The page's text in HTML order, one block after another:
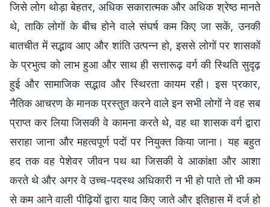
जिसे लोग थोड़ा बेहतर, अधिक सकारात्मक और अधिक श्रेष्ठ मानते
थे, ताकि लोगों के बीच होने वाले संघर्ष कम किए जा सकें, उनकी
बातचीत में सद्भाव आए और शांति उत्पन्न हो, इससे लोगों पर शासकों
के प्रभुत्व को लाभ हुआ और साथ ही सत्तारूढ़ वर्ग की स्थिति सुदृढ़
हुई और सामाजिक सद्भाव और स्थिरता कायम रही। इस प्रकार,
नैतिक आचरण के मानक प्रस्तुत करने वाले इन सभी लोगों ने वह सब
प्राप्त कर लिया जिसकी वे कामना करते थे, वह था शासक वर्ग द्वारा
सराहा जाना और महत्वपूर्ण पदों पर नियुक्त किया जाना। यह बहुत
हद तक वह पेशेवर जीवन पथ था जिसकी वे आकांक्षा और आशा
करते थे और अगर वे उच्च-पदस्थ अधिकारी न भी हो पाते तो भी कम
से कम आने वाली पीढ़ियों द्वारा याद किए जाते और इतिहास में दर्ज हो